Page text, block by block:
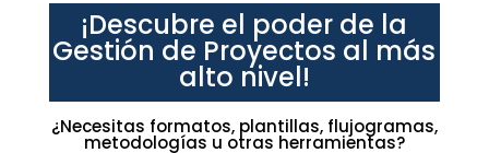
¡Descubre el poder de la
Gestión de Proyectos al más
alto nivel!
¿Necesitas formatos, plantillas, flujogramas,
metodologías u otras herramientas?